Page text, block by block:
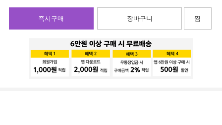
즉시구매 장바구니 찜